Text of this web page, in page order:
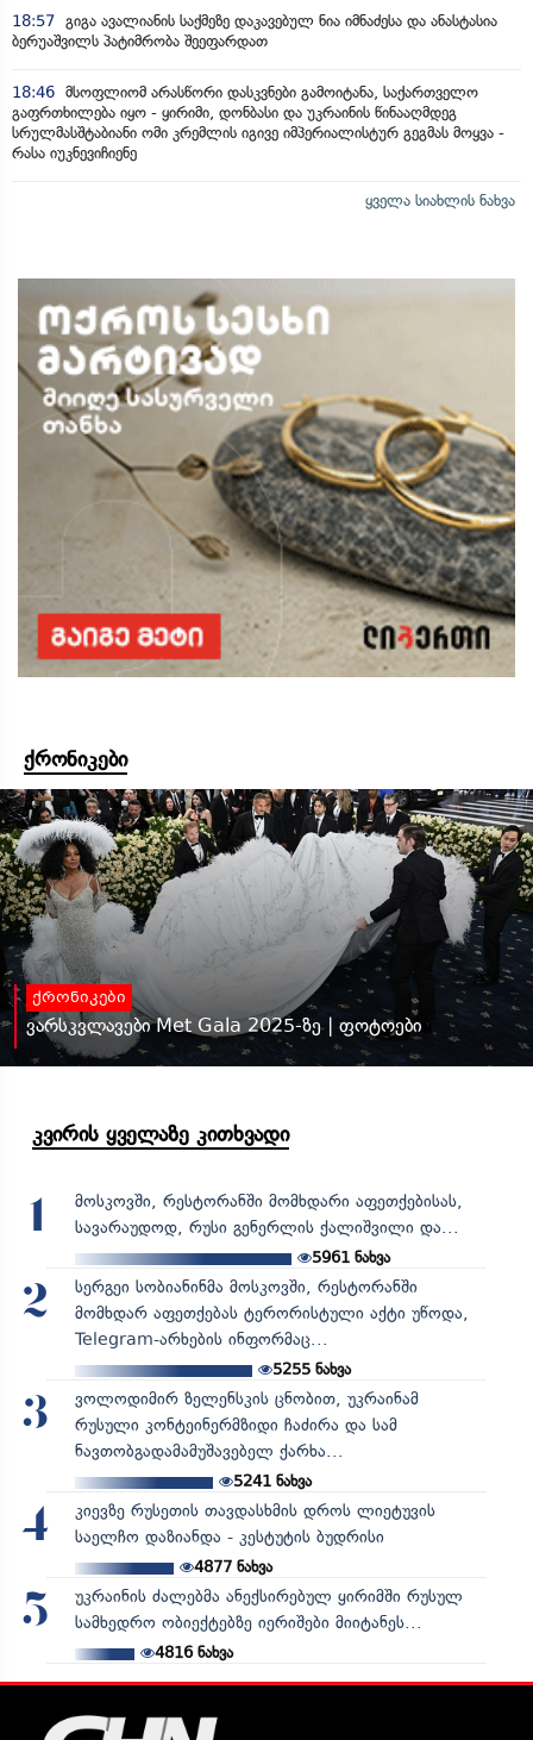
18:57 გიგა ავალიანის საქმეზე დაკავებულ ნია იმნაძესა და ანასტასია
ბერუაშვილს პატიმრობა შეეფარდათ
18:46 მსოფლიომ არასწორი დასკვნები გამოიტანა, საქართველო
გაფრთხილება იყო - ყირიმი, დონბასი და უკრაინის წინააღმდეგ
სრულმასშტაბიანი ომი კრემლის იგივე იმპერიალისტურ გეგმას მოყვა -
რასა იუკნევიჩიენე
ყველა სიახლის ნახვა
ქრონიკები
ქრონიკები
ვარსკვლავები Met Gala 2025-ზე | ფოტოები
კვირის ყველაზე კითხვადი
1
მოსკოვში, რესტორანში მომხდარი აფეთქებისას,
სავარაუდოდ, რუსი გენერლის ქალიშვილი და...
5961 ნახვა
2
სერგეი სობიანინმა მოსკოვში, რესტორანში
მომხდარ აფეთქებას ტერორისტული აქტი უწოდა,
Telegram-არხების ინფორმაც...
5255ნახვა
3
ვოლოდიმირ ზელენსკის ცნობით, უკრაინამ
რუსული კონტეინერმზიდი ჩაძირა და სამ
ნავთობგადამამუშავებელ ქარხა...
5241ნახვა
4
კიევზე რუსეთის თავდასხმის დროს ლიეტუვის
საელჩო დაზიანდა - კესტუტის ბუდრისი
4877ნახვა
5
უკრაინის ძალებმა ანექსირებულ ყირიმში რუსულ
სამხედრო ობიექტებზე იერიშები მიიტანეს...
4816ნახვა